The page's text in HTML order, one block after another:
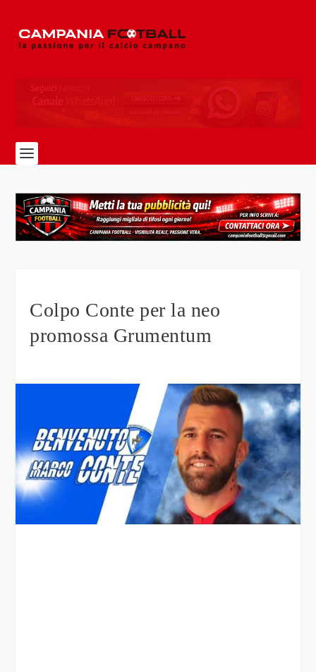
Colpo Conte per la neo
promossa Grumentum